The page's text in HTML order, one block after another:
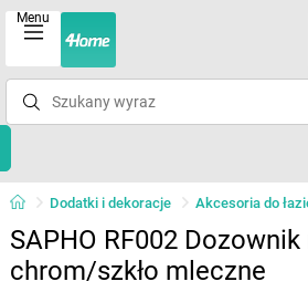
Menu
Dodatki i dekoracje Akcesoria do
SAPHO RF002 Dozownik
chrom/szkło mleczne